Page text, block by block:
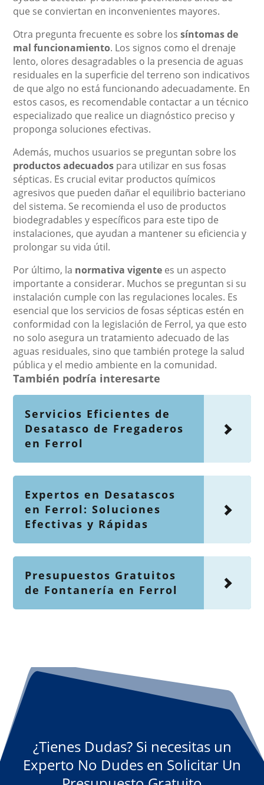
que se conviertan en inconvenientes mayores.
Otra pregunta frecuente es sobre lossíntomas de
mal funcionamiento. Los signos como el drenaje
lento, olores desagradables o la presencia de aguas
residuales en la superficie del terreno son indicativos
de que algo no está funcionando adecuadamente. En
estos casos, es recomendable contactar a un técnico
especializado que realice un diagnóstico preciso y
proponga soluciones efectivas.
Además, muchos usuarios se preguntan sobre los
productos adecuados para utilizar en sus fosas
sépticas. Es crucial evitar productos químicos
agresivos que pueden dañar el equilibrio bacteriano
del sistema. Se recomienda el uso de productos
biodegradables y específicos para este tipo de
instalaciones, que ayudan a mantener su eficiencia y
prolongar su vida útil.
Por último, la normativa vigente es un aspecto
importante a considerar. Muchos se preguntan si su
instalación cumple con las regulaciones locales. Es
esencial que los servicios de fosas sépticas estén en
conformidad con la legislación de Ferrol, ya que esto
no solo asegura un tratamiento adecuado de las
aguas residuales, sino que también protege la salud
pública y el medio ambiente en la comunidad.
También podría interesarte
Servicios Eficientes de
Desatasco de Fregaderos
en Ferrol
Expertos en Desatascos
en Ferrol: Soluciones
Efectivas y Rápidas
Presupuestos Gratuitos
de Fontanería en Ferrol
¿Tienes Dudas? Si necesitas un
Experto No Dudes en Solicitar Un